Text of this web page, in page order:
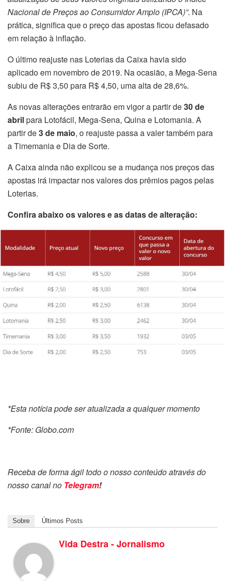
Nacional de Preços ao Consumidor Amplo (IPCA)”. Na
prática, significa que o preço das apostas ficou defasado
em relação à inflação.
O último reajuste nas Loterias da Caixa havia sido
aplicado em novembro de 2019. Na ocasião, a Mega-Sena
subiu de R$ 3,50 para R$ 4,50, uma alta de 28,6%.
As novas alterações entrarão em vigor a partir de30 de
abrilpara Lotofácil, Mega-Sena, Quina e Lotomania. A
partir de3 de maio, o reajuste passa a valer também para
a Timemania e Dia de Sorte.
A Caixa ainda não explicou se a mudança nos preços das
apostas irá impactar nos valores dos prêmios pagos pelas
Loterias.
Confira abaixo os valores e as datas de alteração:
*Esta notícia pode ser atualizada a qualquer momento
*Fonte: Globo.com
Receba de forma ágil todo o nosso conteúdo através do
nosso canal no Telegram!
Sobre Últimos Posts
Vida Destra - Jornalismo